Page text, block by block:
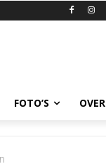
FOTO’S OVER